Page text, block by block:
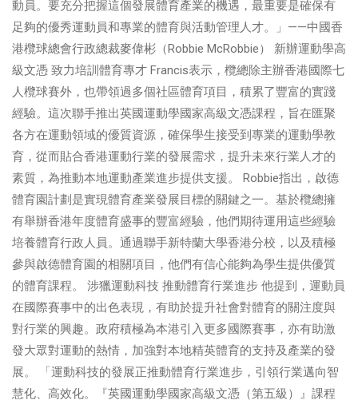
動員。要充分把握這個發展體育產業的機遇，最重要是確保有
足夠的優秀運動員和專業的體育與活動管理人才。」——中國香
港欖球總會行政總裁麥偉彬（Robbie McRobbie） 新辦運動學高
級文憑 致力培訓體育專才 Francis表示，欖總除主辦香港國際七
人欖球賽外，也帶領過多個社區體育項目，積累了豐富的實踐
經驗。這次聯手推出英國運動學國家高級文憑課程，旨在匯聚
各方在運動領域的優質資源，確保學生接受到專業的運動學教
育，從而貼合香港運動行業的發展需求，提升未來行業人才的
素質，為推動本地運動產業進步提供支援。 Robbie指出，啟德
體育園計劃是實現體育產業發展目標的關鍵之一。基於欖總擁
有舉辦香港年度體育盛事的豐富經驗，他們期待運用這些經驗
培養體育行政人員。通過聯手新特蘭大學香港分校，以及積極
參與啟德體育園的相關項目，他們有信心能夠為學生提供優質
的體育課程。 涉獵運動科技 推動體育行業進步 他提到，運動員
在國際賽事中的出色表現，有助於提升社會對體育的關注度與
對行業的興趣。政府積極為本港引入更多國際賽事，亦有助激
發大眾對運動的熱情，加強對本地精英體育的支持及產業的發
展。 「運動科技的發展正推動體育行業進步，引領行業邁向智
慧化、高效化。『英國運動學國家高級文憑（第五級）』課程